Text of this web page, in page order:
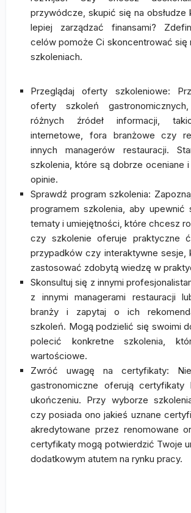
przywódcze, skupić się na obsłudze
lepiej zarządzać finansami?
celów pomoże Ci skoncentrować się
szkoleniach.
Przeglądaj oferty szkoleniowe:
oferty szkoleń
różnych źródeł informacji,
internetowe, fora branżowe czy
innych managerów restauracji.
szkolenia, które są dobrze oceniane
opinie.
Sprawdź program szkolenia:
programem szkolenia, aby upewnić
tematy i umiejętności, które chcesz
czy szkolenie oferuje praktyczne
przypadków czy interaktywne sesje,
zastosować zdobytą wiedzę w
Skonsultuj się z innymi
z innymi managerami restauracji
branży i zapytaj o ich
szkoleń. Mogą podzielić się swoimi
polecić konkretne szkolenia,
wartościowe.
Zwróć uwagę na certyfikaty:
gastronomiczne oferują
ukończeniu. Przy wyborze
czy posiada ono jakieś uznane
akredytowane przez renomowane
certyfikaty mogą potwierdzić Twoje
dodatkowym atutem na rynku pracy.